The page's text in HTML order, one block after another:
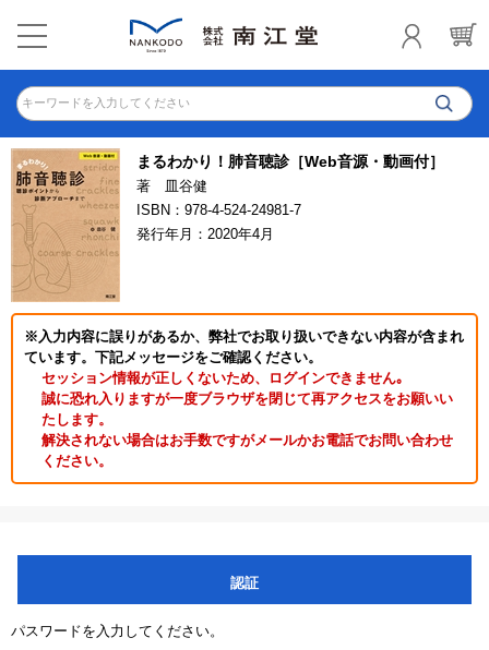
キーワードを入力してください
まるわかり！肺音聴診［Web音源・動画付］
著 皿谷健
ISBN：978-4-524-24981-7
発行年月：2020年4月
※入力内容に誤りがあるか、弊社でお取り扱いできない内容が含まれ
ています。下記メッセージをご確認ください。
セッション情報が正しくないため、ログインできません｡
誠に恐れ入りますが一度ブラウザを閉じて再アクセスをお願いい
たします。
解決されない場合はお手数ですがメールかお電話でお問い合わせ
ください。
認証
パスワードを入力してください。